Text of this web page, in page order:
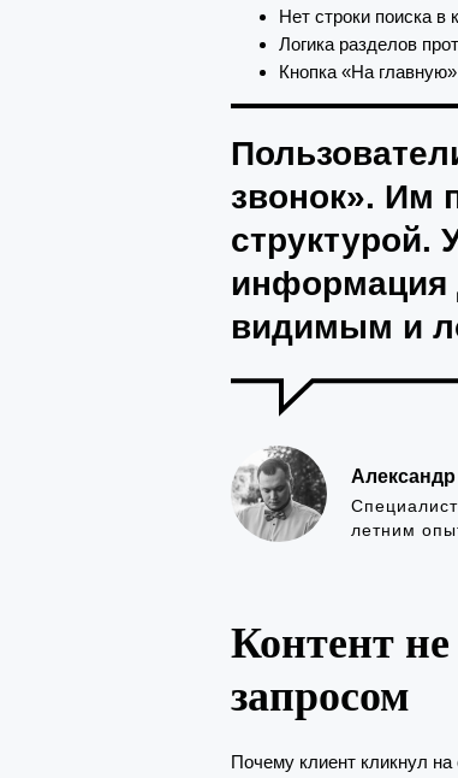
Нет строки поиска в
Логика разделов
Кнопка «На
звонок». Им
структурой.
информация
видимым и
летним
Контент
запросом
Почему клиент кликнул